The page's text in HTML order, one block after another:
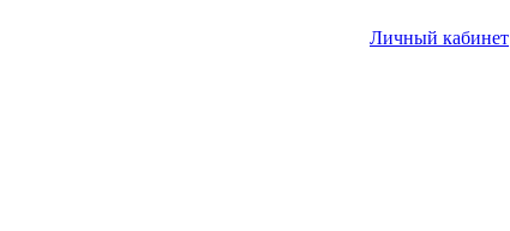
Личный кабинет